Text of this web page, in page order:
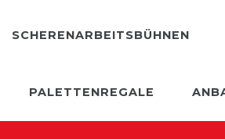
SCHERENARBEITSBÜHNEN
PALETTENREGALE